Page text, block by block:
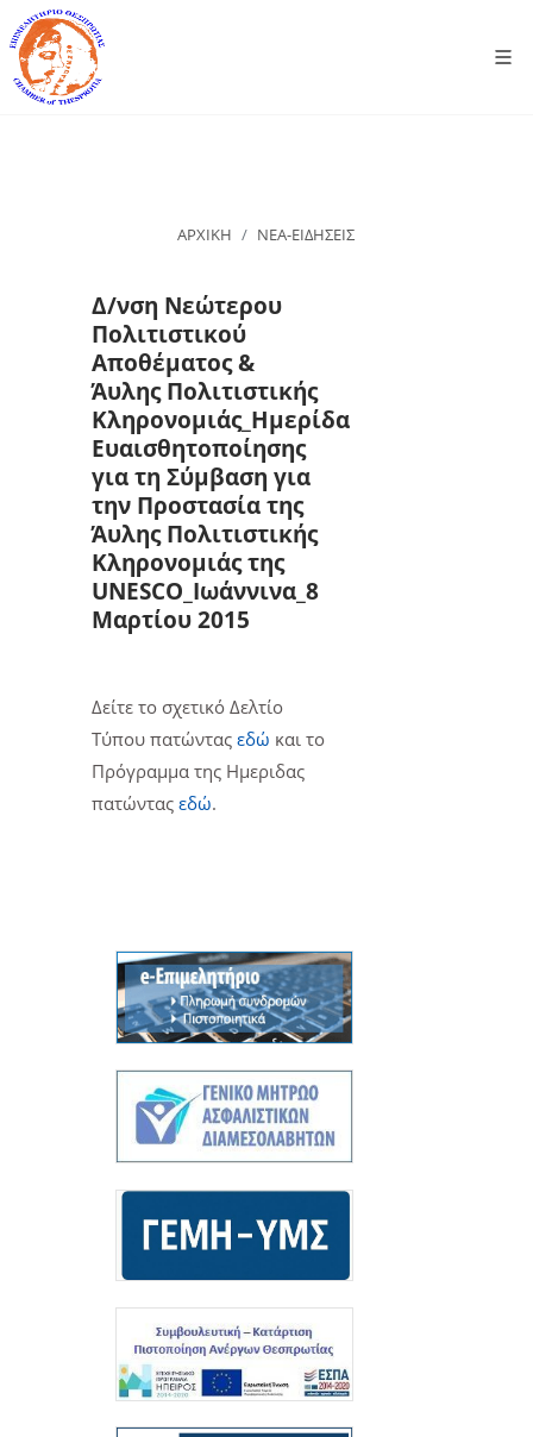
ΑΡΧΙΚΗ ΝΕΑ-ΕΙΔΗΣΕΙΣ
Δ/νση Νεώτερου
Πολιτιστικού
Αποθέματος &
Άυλης Πολιτιστικής
Κληρονομιάς_Ημερίδα
Ευαισθητοποίησης
για τη Σύμβαση για
την Προστασία της
Άυλης Πολιτιστικής
Κληρονομιάς της
UNESCO_Ιωάννινα_8
Μαρτίου 2015
Δείτε το σχετικό Δελτίο
Τύπου πατώντας εδώ και το
Πρόγραμμα της Ημεριδας
πατώντας εδώ.